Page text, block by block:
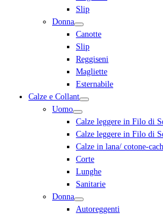
Slip
Donna
Canotte
Slip
Reggiseni
Magliette
Esternabile
Calze e Collant
Uomo
Calze leggere in Filo di
Calze leggere in Filo di
Calze in lana/ cotone-
Corte
Lunghe
Sanitarie
Donna
Autoreggenti